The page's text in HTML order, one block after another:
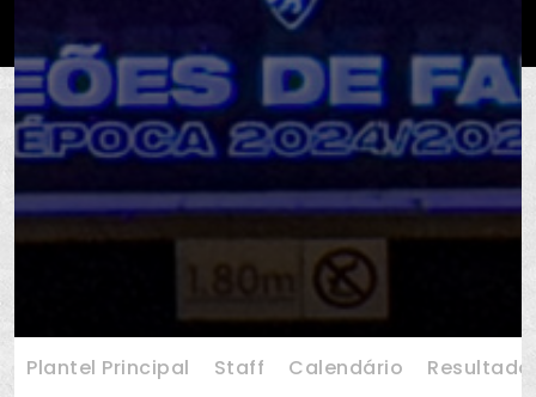
Plantel Principal Staff Calendário